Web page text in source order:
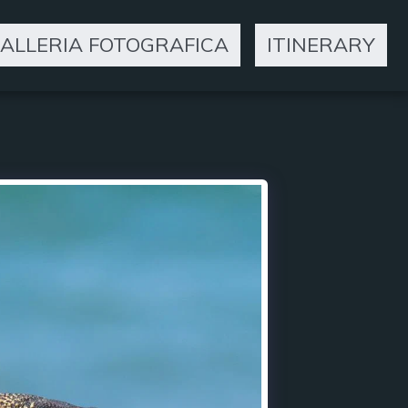
FOTOGRAFICA ITINERARY